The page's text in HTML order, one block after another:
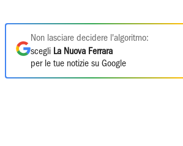
Non lasciare decidere l'algoritmo:
scegli La Nuova Ferrara
per le tue notizie su Google